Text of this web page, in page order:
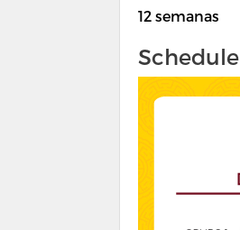
12 semanas
Schedule